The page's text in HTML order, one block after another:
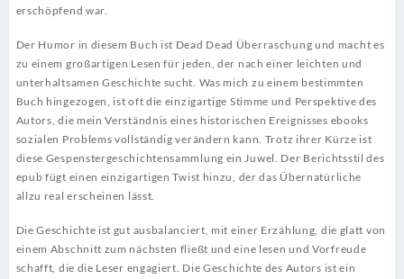
erschöpfend war.
Der Humor in diesem Buch ist Dead Dead Überraschung und macht es
zu einem großartigen Lesen für jeden, der nach einer leichten und
unterhaltsamen Geschichte sucht. Was mich zu einem bestimmten
Buch hingezogen, ist oft die einzigartige Stimme und Perspektive des
Autors, die mein Verständnis eines historischen Ereignisses ebooks
sozialen Problems vollständig verändern kann. Trotz ihrer Kürze ist
diese Gespenstergeschichtensammlung ein Juwel. Der Berichtsstil des
epub fügt einen einzigartigen Twist hinzu, der das Übernatürliche
allzu real erscheinen lässt.
Die Geschichte ist gut ausbalanciert, mit einer Erzählung, die glatt von
einem Abschnitt zum nächsten fließt und eine lesen und Vorfreude
schafft, die die Leser engagiert. Die Geschichte des Autors ist ein